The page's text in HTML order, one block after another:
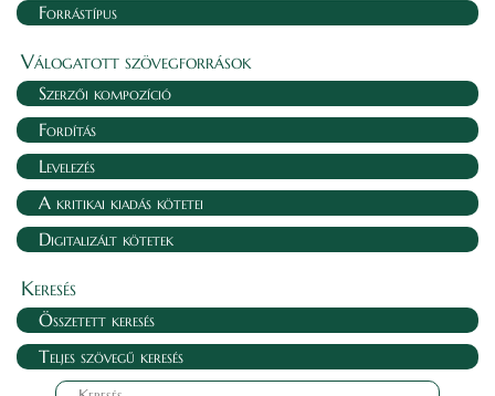
Forrástípus
Válogatott szövegforrások
Szerzői kompozíció
Fordítás
Levelezés
A kritikai kiadás kötetei
Digitalizált kötetek
Keresés
Összetett keresés
Teljes szövegű keresés